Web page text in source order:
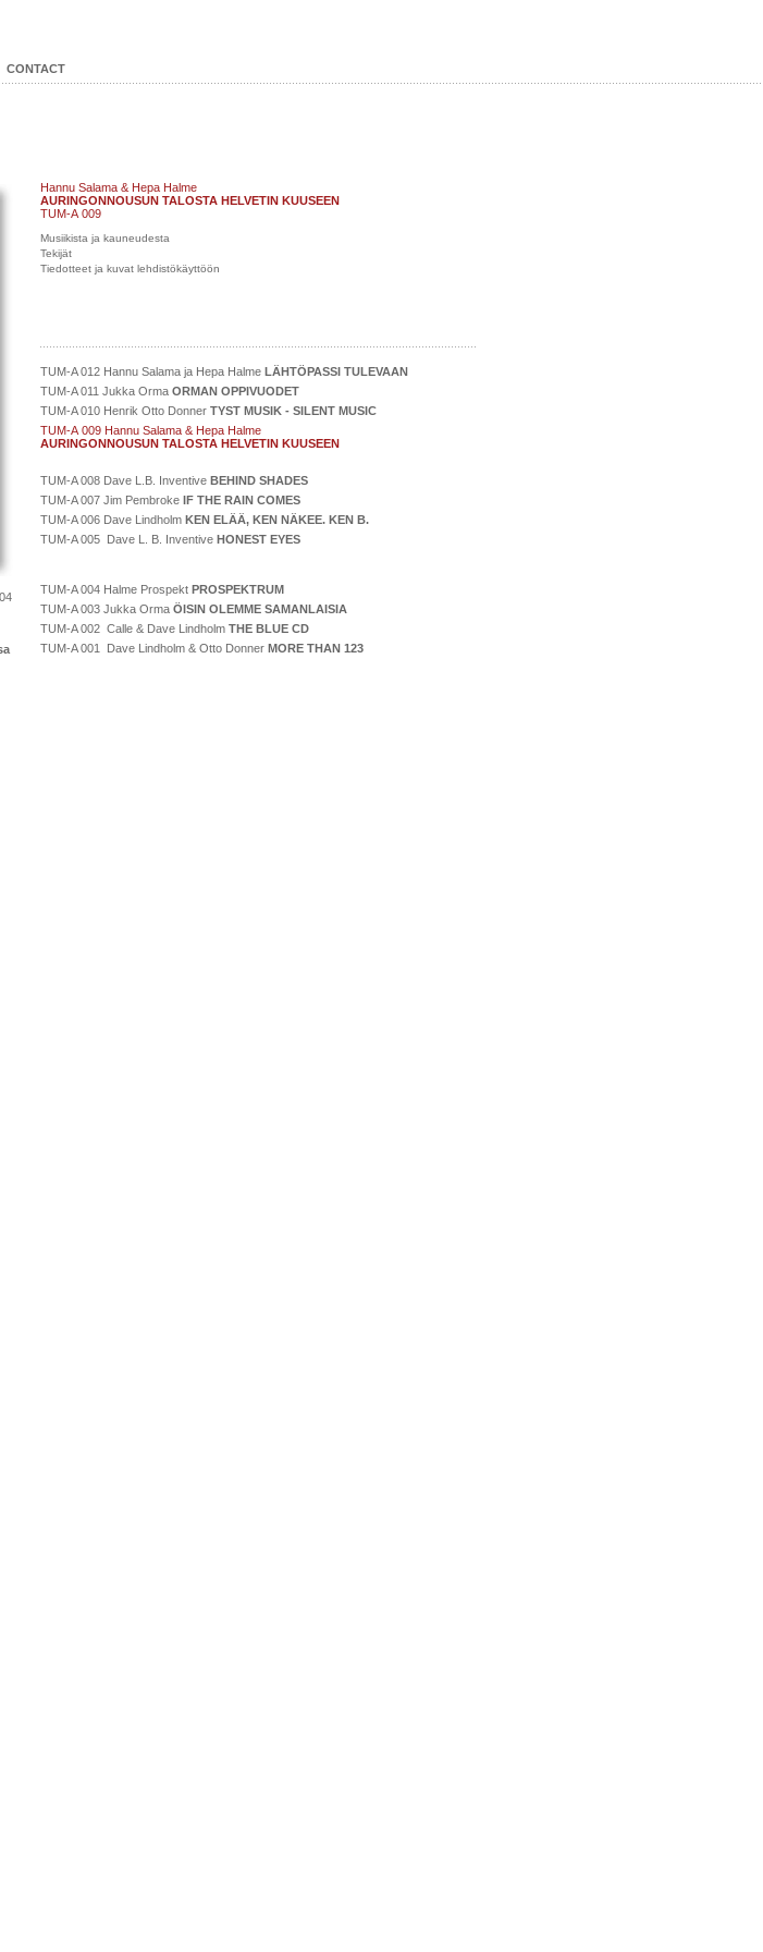
CONTACT
Hannu Salama & Hepa Halme
AURINGONNOUSUN TALOSTA HELVETIN KUUSEEN
TUM-A 009
Musiikista ja kauneudesta
Tekijät
Tiedotteet ja kuvat lehdistökäyttöön
TUM-A 012 Hannu Salama ja Hepa Halme LÄHTÖPASSI TULEVAAN
TUM-A 011 Jukka Orma ORMAN OPPIVUODET
TUM-A 010 Henrik Otto Donner TYST MUSIK - SILENT MUSIC
TUM-A 009 Hannu Salama & Hepa Halme
AURINGONNOUSUN TALOSTA HELVETIN KUUSEEN
TUM-A 008 Dave L.B. Inventive BEHIND SHADES
TUM-A 007 Jim Pembroke IF THE RAIN COMES
TUM-A 006 Dave Lindholm KEN ELÄÄ, KEN NÄKEE. KEN B.
TUM-A 005 Dave L. B. Inventive HONEST EYES
TUM-A 004 Halme Prospekt PROSPEKTRUM
TUM-A 003 Jukka Orma ÖISIN OLEMME SAMANLAISIA
TUM-A 002 Calle & Dave Lindholm THE BLUE CD
TUM-A 001 Dave Lindholm & Otto Donner MORE THAN 123